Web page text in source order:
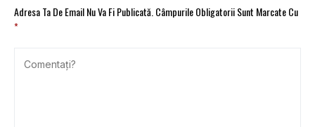
Adresa Ta De Email Nu Va Fi Publicată. Câmpurile Obligatorii Sunt Marcate Cu
*